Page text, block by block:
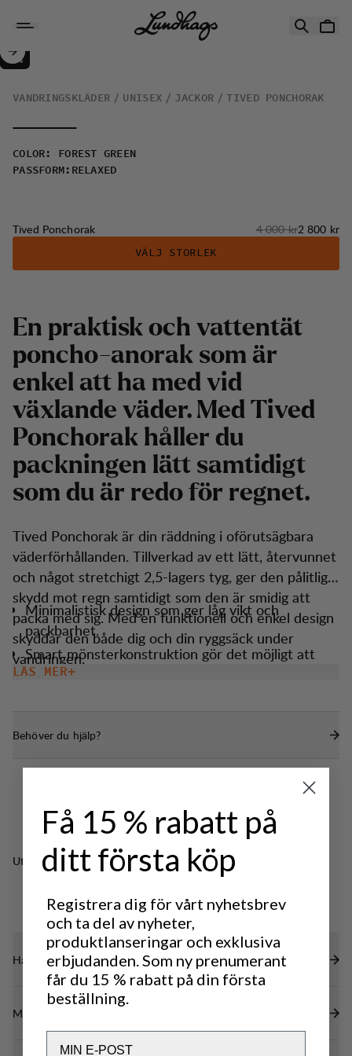
Tived Ponchorak
REA:
30%
VANDRINGSKLÄDER UNISEX JACKOR TIVED PONCHORAK
COLOR :
FOREST GREEN
PASSFORM : RELAXED
Tived Ponchorak Originalpris:
4 000 krReapris:
2 800 kr
VÄLJ STORLEK
En praktisk och vattentät
poncho-anorak som är
enkel att ha med vid
växlande väder. Med Tived
Ponchorak håller du
packningen lätt samtidigt
som du är redo för regnet.
Tived Ponchorak är din räddning i oförutsägbara
väderförhållanden. Tillverkad av ett lätt, återvunnet
och något stretchigt 2,5-lagers tyg, ger den pålitligt
skydd mot regn samtidigt som den är smidig att
packa med sig. Med en funktionell och enkel design
skyddar den både dig och din ryggsäck under
vandringen.
Minimalistisk design som ger låg vikt och
packbarhet.
Smart mönsterkonstruktion gör det möjligt att
använda ponchoraken över en ryggsäck för
en hand.
Lätt stretch i tyget för ökad komfort.
DWR-behandling (100% PFAS-fri) för att avvisa
vatten och smuts.
LÄS MER
Behöver du hjälp?
Utmärkt för
LIGHT & TECH
CLASSIC
Hållbarhetsegenskaper
Material
Få 15 % rabatt på
ditt första köp
Registrera dig för vårt nyhetsbrev
och ta del av nyheter,
produktlanseringar och exklusiva
erbjudanden. Som ny prenumerant
får du 15 % rabatt på din första
beställning.